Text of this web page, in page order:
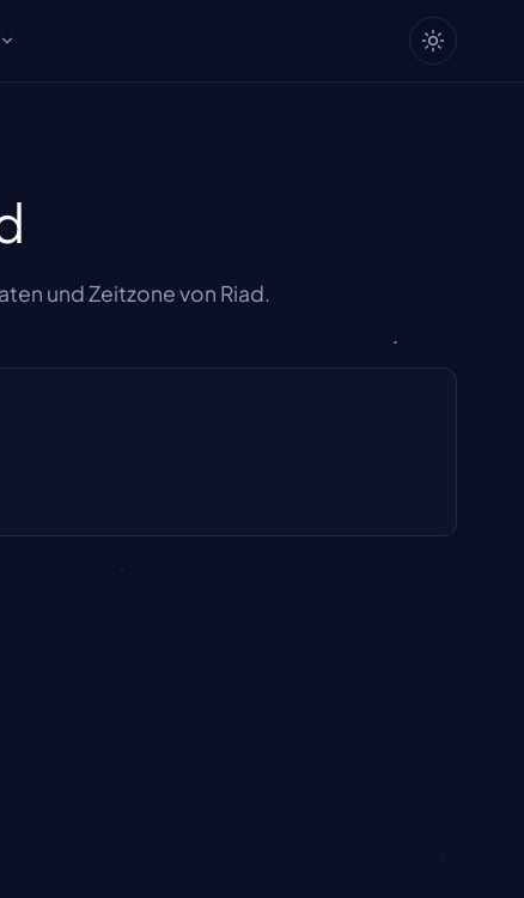
und Zeitzone von Riad.